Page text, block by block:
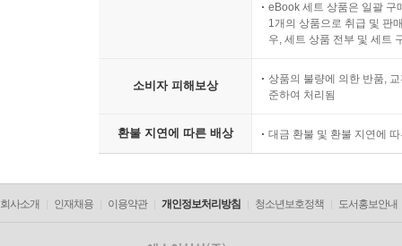
eBook 세트 상품은 일괄 구
1개의 상품으로 취급 및 판
우, 세트 상품 전부 및 세트
소비자 피해보상
상품의 불량에 의한 반품,
준하여 처리됨
환불 지연에 따른 배상 대금 환불 및 환불 지연에
회사소개 인재채용 이용약관 개인정보처리방침 청소년보호정책 도서홍보안내